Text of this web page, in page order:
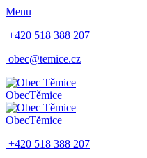
Menu
+420 518 388 207
obec@temice.cz
ObecTěmice
ObecTěmice
+420 518 388 207